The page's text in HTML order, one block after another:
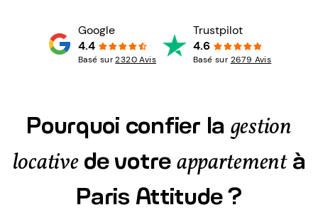
Google
4.4
Basé sur2320 Avis
Trustpilot
4.6
Basé sur 2679 Avis
Pourquoi confier la gestion
locativede votreappartementà
Paris Attitude ?